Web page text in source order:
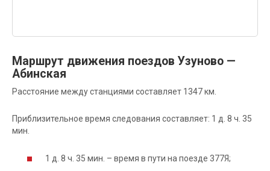
Маршрут движения поездов Узуново —
Абинская
Расстояние между станциями составляет 1347 км.
Приблизительное время следования составляет: 1 д. 8 ч. 35
мин.
1 д. 8 ч. 35 мин. – время в пути на поезде 377Я;